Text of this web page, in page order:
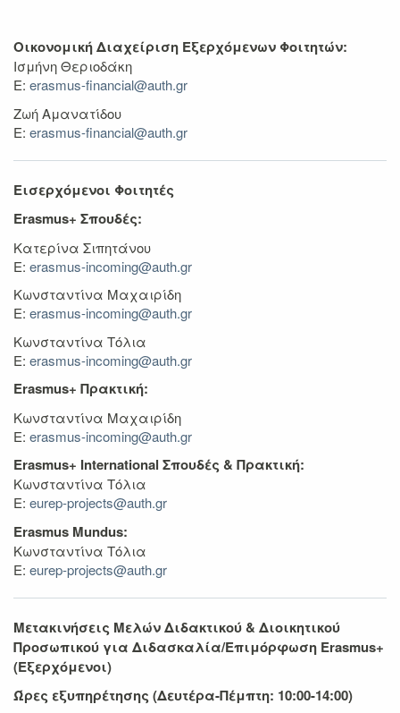
Οικονομική Διαχείριση Εξερχόμενων Φοιτητών:
Ισμήνη Θεριοδάκη
Ε: erasmus-financial@auth.gr
Ζωή Αμανατίδου
Ε: erasmus-financial@auth.gr
Εισερχόμενοι Φοιτητές
Erasmus+ Σπουδές:
Κατερίνα Σιπητάνου
Ε: erasmus-incoming@auth.gr
Κωνσταντίνα Μαχαιρίδη
Ε: erasmus-incoming@auth.gr
Κωνσταντίνα Τόλια
Ε: erasmus-incoming@auth.gr
Erasmus+ Πρακτική:
Κωνσταντίνα Μαχαιρίδη
Ε: erasmus-incoming@auth.gr
Erasmus+ International Σπουδές & Πρακτική:
Κωνσταντίνα Τόλια
Ε: eurep-projects@auth.gr
Erasmus Mundus:
Κωνσταντίνα Τόλια
Ε: eurep-projects@auth.gr
Μετακινήσεις Μελών Διδακτικού & Διοικητικού
Προσωπικού για Διδασκαλία/Επιμόρφωση Erasmus+
(Εξερχόμενοι)
Ώρες εξυπηρέτησης (Δευτέρα-Πέμπτη: 10:00-14:00)